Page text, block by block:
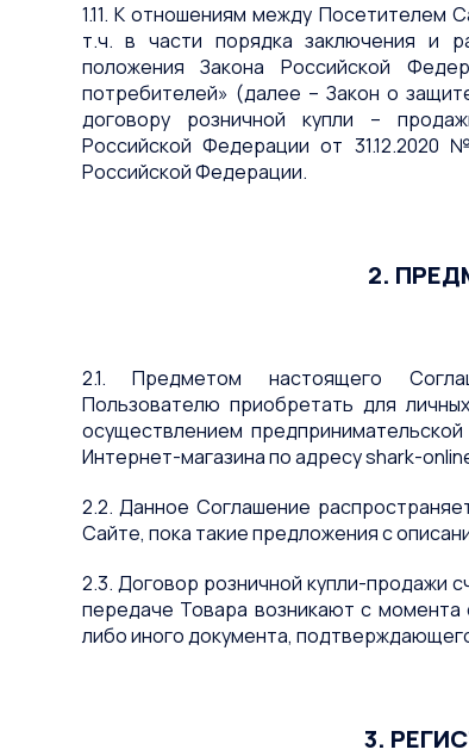
1.11. К отношениям между
т.ч. в части порядка заключения и
положения Закона Российской
потребителей» (далее – Закон о
договору розничной купли –
Российской Федерации от
Российской Федерации.
2.
2.1. Предметом настоящего
Пользователю приобретать для
осуществлением
Интернет-магазина по адресу shark-
2.2. Данное Соглашение
Сайте, пока такие предложения с
2.3. Договор розничной купли-продажи
передаче Товара возникают с
либо иного документа,
3.